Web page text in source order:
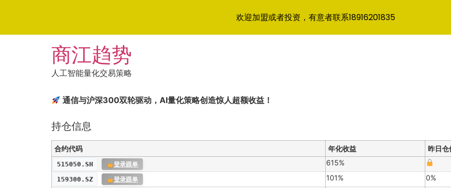
商江趋势
人工智能量化交易策略
通信与沪深300双轮驱动，AI量化策略创造惊人超额收益！
持仓信息
合约代码 年化收益 昨日仓
515050.SH 登录跟单 615%
159300.SZ 登录跟单 101%
0%
欢迎加盟或者投资，有意者联系18916201835